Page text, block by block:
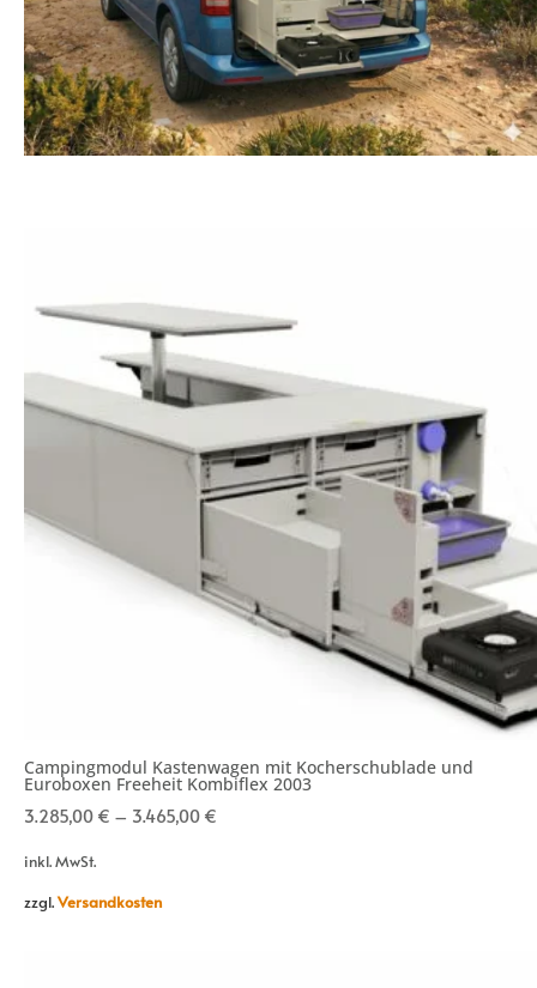
Campingmodul Kastenwagen mit Kocherschublade und
Euroboxen Freeheit Kombiflex 2003
3.285,00 € – 3.465,00 €
inkl. MwSt.
zzgl.Versandkosten